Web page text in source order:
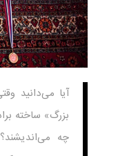
آیا می‌دانید
بزرگ» ساخته
چه